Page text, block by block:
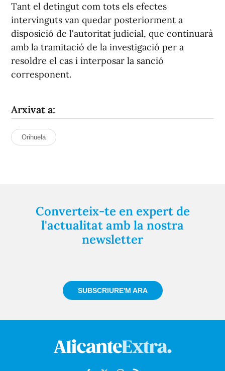
Tant el detingut com tots els efectes
intervinguts van quedar posteriorment a
disposició de l'autoritat judicial, que continuarà
amb la tramitació de la investigació per a
resoldre el cas i interposar la sanció
corresponent.
Arxivat a:
Orihuela
Converteix-te en expert de
l'actualitat amb la nostra
newsletter
SUBSCRIURE'M ARA